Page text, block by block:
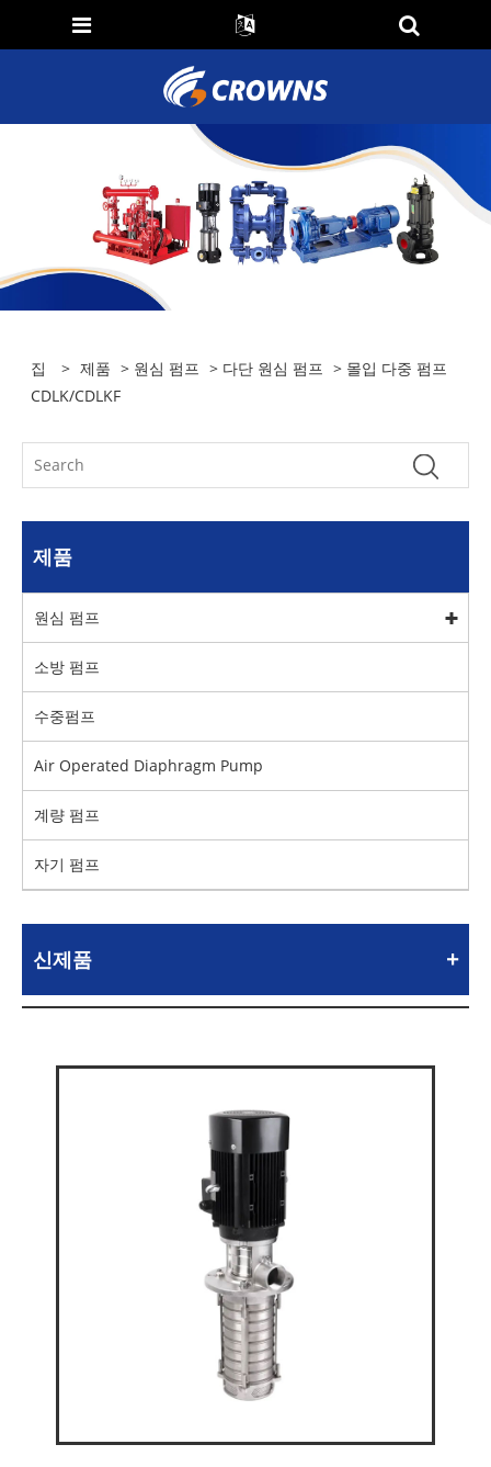
집 > 제품 > 원심 펌프 > 다단 원심 펌프 > 몰입 다중 펌프
CDLK/CDLKF
제품
원심 펌프
소방 펌프
수중펌프
Air Operated Diaphragm Pump
계량 펌프
자기 펌프
신제품